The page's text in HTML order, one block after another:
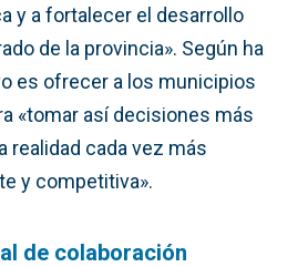
y a fortalecer el desarrollo
de la provincia». Según ha
es ofrecer a los municipios
«tomar así decisiones más
realidad cada vez más
y competitiva».
de colaboración